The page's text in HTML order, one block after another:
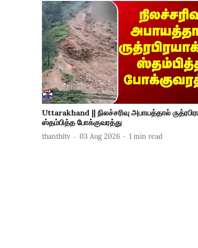
Uttarakhand || நிலச்சரிவு அபாயத்தால்
ஸ்தம்பித்த போக்குவரத்து
thanthitv 03 Aug 2026 1 min read